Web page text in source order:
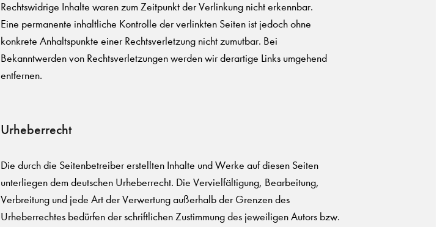
Rechtswidrige Inhalte waren zum Zeitpunkt der Verlinkung nicht erkennbar.
Eine permanente inhaltliche Kontrolle der verlinkten Seiten ist jedoch ohne
konkrete Anhaltspunkte einer Rechtsverletzung nicht zumutbar. Bei
Bekanntwerden von Rechtsverletzungen werden wir derartige Links umgehend
entfernen.
Urheberrecht
Die durch die Seitenbetreiber erstellten Inhalte und Werke auf diesen Seiten
unterliegen dem deutschen Urheberrecht. Die Vervielfältigung, Bearbeitung,
Verbreitung und jede Art der Verwertung außerhalb der Grenzen des
Urheberrechtes bedürfen der schriftlichen Zustimmung des jeweiligen Autors bzw.